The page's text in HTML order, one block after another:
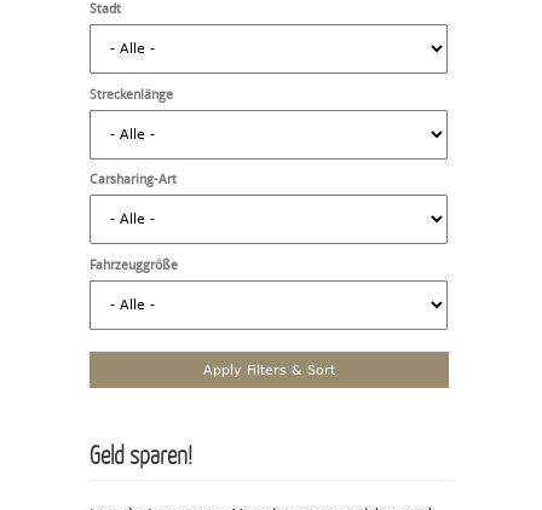
Stadt
Streckenlänge
Carsharing-Art
Fahrzeuggröße
Geld sparen!